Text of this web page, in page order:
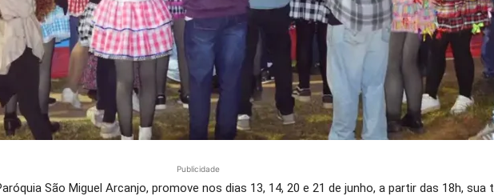
Publicidade
São Miguel Arcanjo, promove nos dias 13, 14, 20 e 21 de junho, a partir das 18h, sua